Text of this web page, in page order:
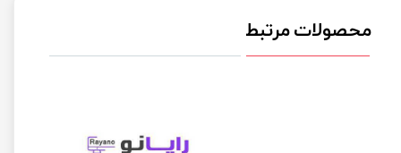
محصولات مرتبط